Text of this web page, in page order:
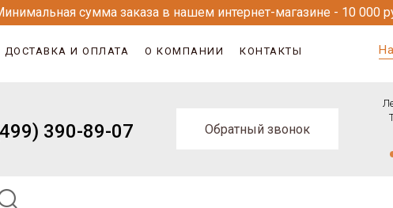
сумма заказа в нашем интернет-магазине - 10 000
ДОСТАВКА И ОПЛАТА О КОМПАНИИ КОНТАКТЫ
390-89-07 Обратный звонок